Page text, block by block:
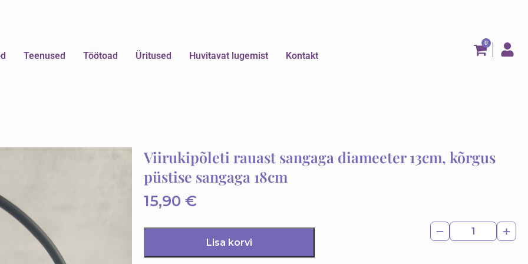
Teenused Töötoad Üritused Huvitavat lugemist Kontakt
Viirukipõleti rauast sangaga diameeter 13cm, kõrgus
püstise sangaga 18cm
15,90 €
Lisa korvi